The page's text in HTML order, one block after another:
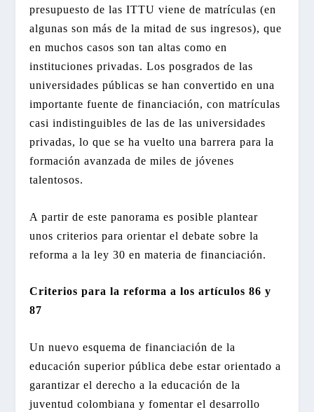
presupuesto de las ITTU viene de matrículas (en
algunas son más de la mitad de sus ingresos), que
en muchos casos son tan altas como en
instituciones privadas. Los posgrados de las
universidades públicas se han convertido en una
importante fuente de financiación, con matrículas
casi indistinguibles de las de las universidades
privadas, lo que se ha vuelto una barrera para la
formación avanzada de miles de jóvenes
talentosos.
A partir de este panorama es posible plantear
unos criterios para orientar el debate sobre la
reforma a la ley 30 en materia de financiación.
Criterios para la reforma a los artículos 86 y
87
Un nuevo esquema de financiación de la
educación superior pública debe estar orientado a
garantizar el derecho a la educación de la
juventud colombiana y fomentar el desarrollo